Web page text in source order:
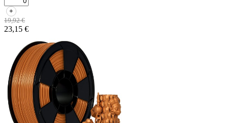
+
19,92 €
23,15 €